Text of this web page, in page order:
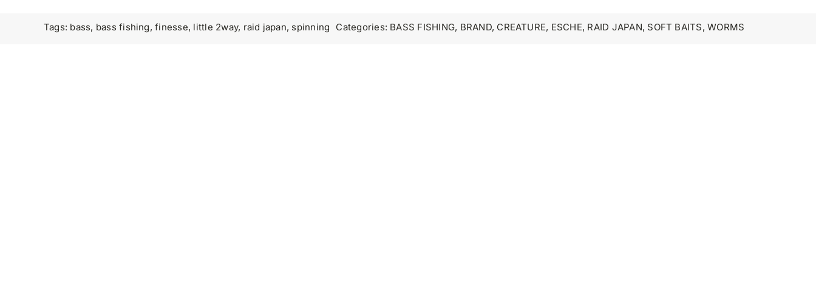
Tags: bass, bass fishing,finesse, little 2way, raid japan, spinning Categories: BASS FISHING, BRAND, CREATURE, ESCHE, RAID JAPAN, SOFT BAITS,WORMS